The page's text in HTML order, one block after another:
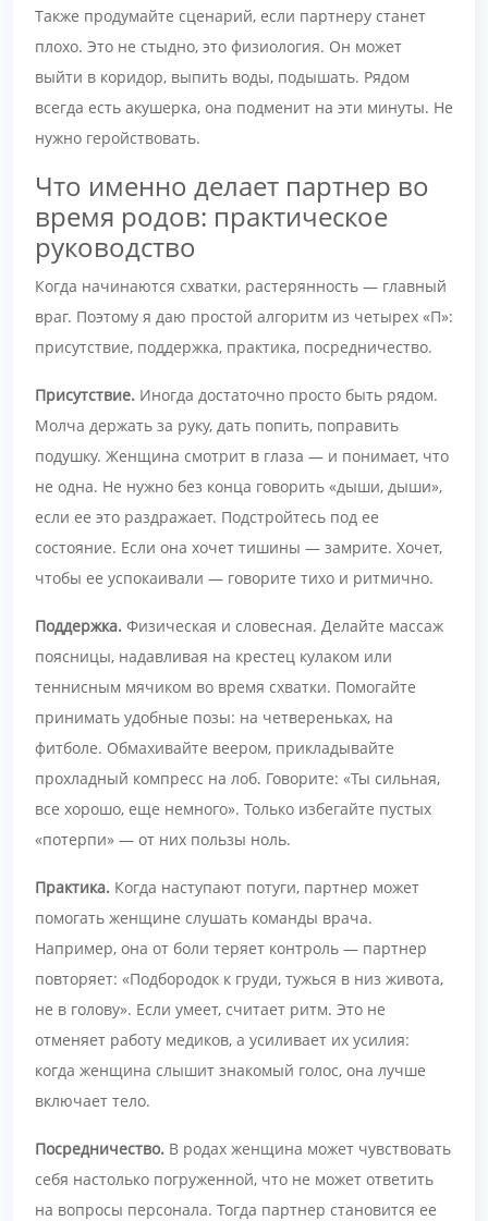
Также продумайте сценарий, если партнеру станет
плохо. Это не стыдно, это физиология. Он может
выйти в коридор, выпить воды, подышать. Рядом
всегда есть акушерка, она подменит на эти минуты. Не
нужно геройствовать.
Что именно делает партнер во
время родов: практическое
руководство
Когда начинаются схватки, растерянность — главный
враг. Поэтому я даю простой алгоритм из четырех «П»:
присутствие, поддержка, практика, посредничество.
Присутствие. Иногда достаточно просто быть рядом.
Молча держать за руку, дать попить, поправить
подушку. Женщина смотрит в глаза — и понимает, что
не одна. Не нужно без конца говорить «дыши, дыши»,
если ее это раздражает. Подстройтесь под ее
состояние. Если она хочет тишины — замрите. Хочет,
чтобы ее успокаивали — говорите тихо и ритмично.
Поддержка. Физическая и словесная. Делайте массаж
поясницы, надавливая на крестец кулаком или
теннисным мячиком во время схватки. Помогайте
принимать удобные позы: на четвереньках, на
фитболе. Обмахивайте веером, прикладывайте
прохладный компресс на лоб. Говорите: «Ты сильная,
все хорошо, еще немного». Только избегайте пустых
«потерпи» — от них пользы ноль.
Практика. Когда наступают потуги, партнер может
помогать женщине слушать команды врача.
Например, она от боли теряет контроль — партнер
повторяет: «Подбородок к груди, тужься в низ живота,
не в голову». Если умеет, считает ритм. Это не
отменяет работу медиков, а усиливает их усилия:
когда женщина слышит знакомый голос, она лучше
включает тело.
Посредничество. В родах женщина может чувствовать
себя настолько погруженной, что не может ответить
на вопросы персонала. Тогда партнер становится ее